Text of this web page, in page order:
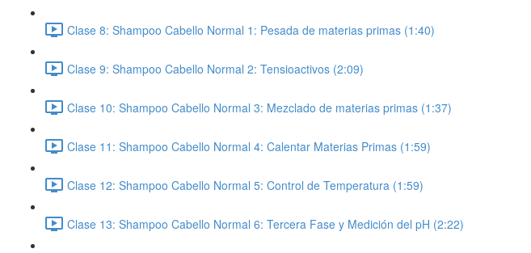
Clase 8: Shampoo Cabello Normal 1: Pesada de materias primas (1:40)
Clase 9: Shampoo Cabello Normal 2: Tensioactivos (2:09)
Clase 10: Shampoo Cabello Normal 3: Mezclado de materias primas (1:37)
Clase 11: Shampoo Cabello Normal 4: Calentar Materias Primas (1:59)
Clase 12: Shampoo Cabello Normal 5: Control de Temperatura (1:59)
Clase 13: Shampoo Cabello Normal 6: Tercera Fase y Medición del pH (2:22)